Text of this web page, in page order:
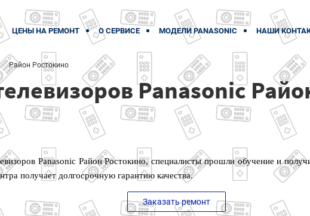
ЦЕНЫ НА РЕМОНТ О СЕРВИСЕ МОДЕЛИ PANASONIC НАШИ
Район Ростокино
Panasonic
Panasonic Район Ростокино, специалисты прошли обучение и
получает долгосрочную гарантию качества.
Заказать ремонт